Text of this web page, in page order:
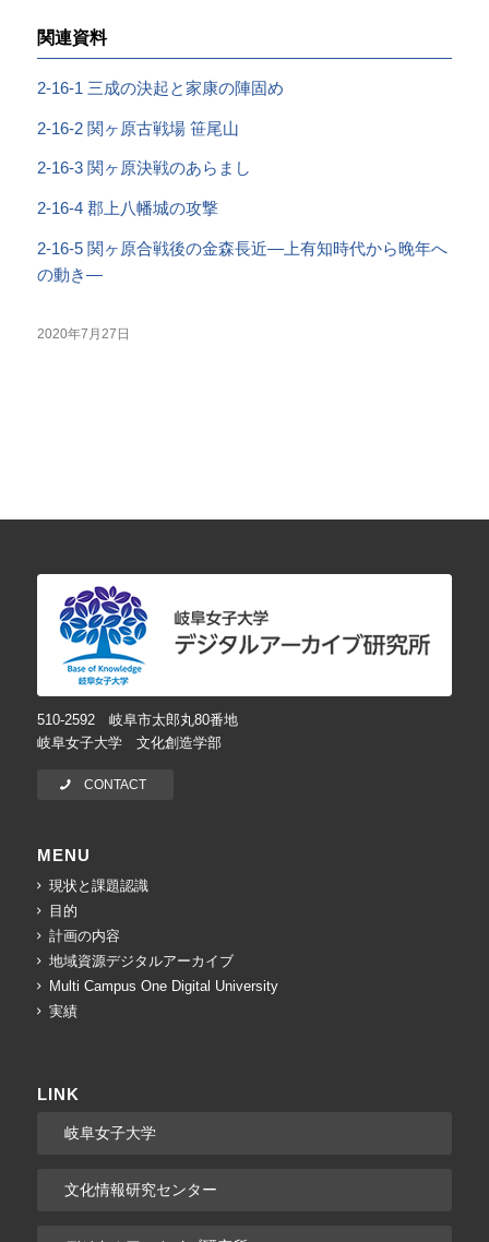
関連資料
2-16-1 三成の決起と家康の陣固め
2-16-2 関ヶ原古戦場 笹尾山
2-16-3 関ヶ原決戦のあらまし
2-16-4 郡上八幡城の攻撃
2-16-5 関ヶ原合戦後の金森長近―上有知時代から晚年へ
の動き―
2020年7月27日
510-2592 岐阜市太郎丸80番地
岐阜女子大学 文化創造学部
CONTACT
MENU
現状と課題認識
目的
計画の内容
地域資源デジタルアーカイブ
Multi Campus One Digital University
実績
LINK
岐阜女子大学
文化情報研究センター